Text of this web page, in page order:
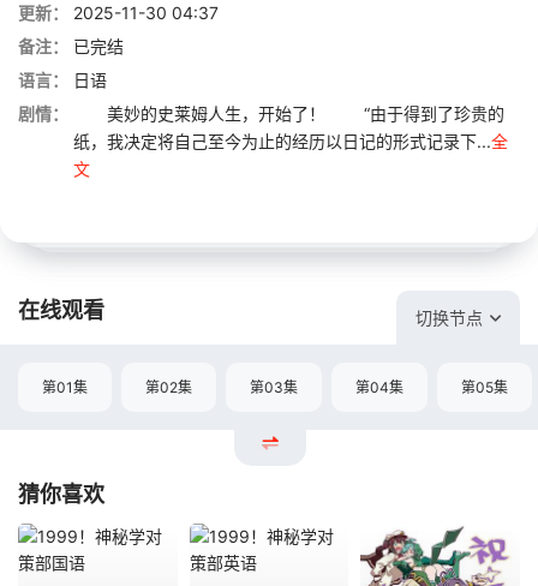
更新：
2025-11-30 04:37
备注：
已完结
语言：
日语
剧情：
美妙的史莱姆人生，开始了！ “由于得到了珍贵的
纸，我决定将自己至今为止的经历以日记的形式记录下...全
文
在线观看 切换节点
第01集 第02集 第03集 第04集 第05集
猜你喜欢